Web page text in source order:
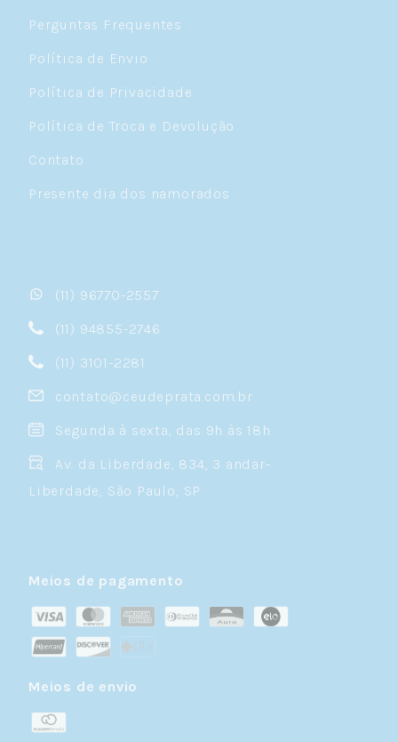
Perguntas Frequentes
Política de Envio
Política de Privacidade
Política de Troca e Devolução
Contato
Presente dia dos namorados
(11) 96770-2557
(11) 94855-2746
(11) 3101-2281
contato@ceudeprata.com.br
Segunda à sexta, das 9h às 18h
Av. da Liberdade, 834, 3 andar-
Liberdade, São Paulo, SP
Meios de pagamento
Meios de envio